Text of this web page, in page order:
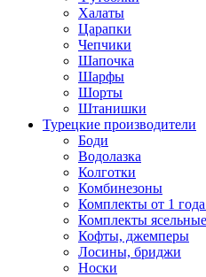
Халаты
Царапки
Чепчики
Шапочка
Шарфы
Шорты
Штанишки
Турецкие производители
Боди
Водолазка
Колготки
Комбинезоны
Комплекты от 1
Комплекты ясельные
Кофты, джемперы
Лосины, бриджи
Носки